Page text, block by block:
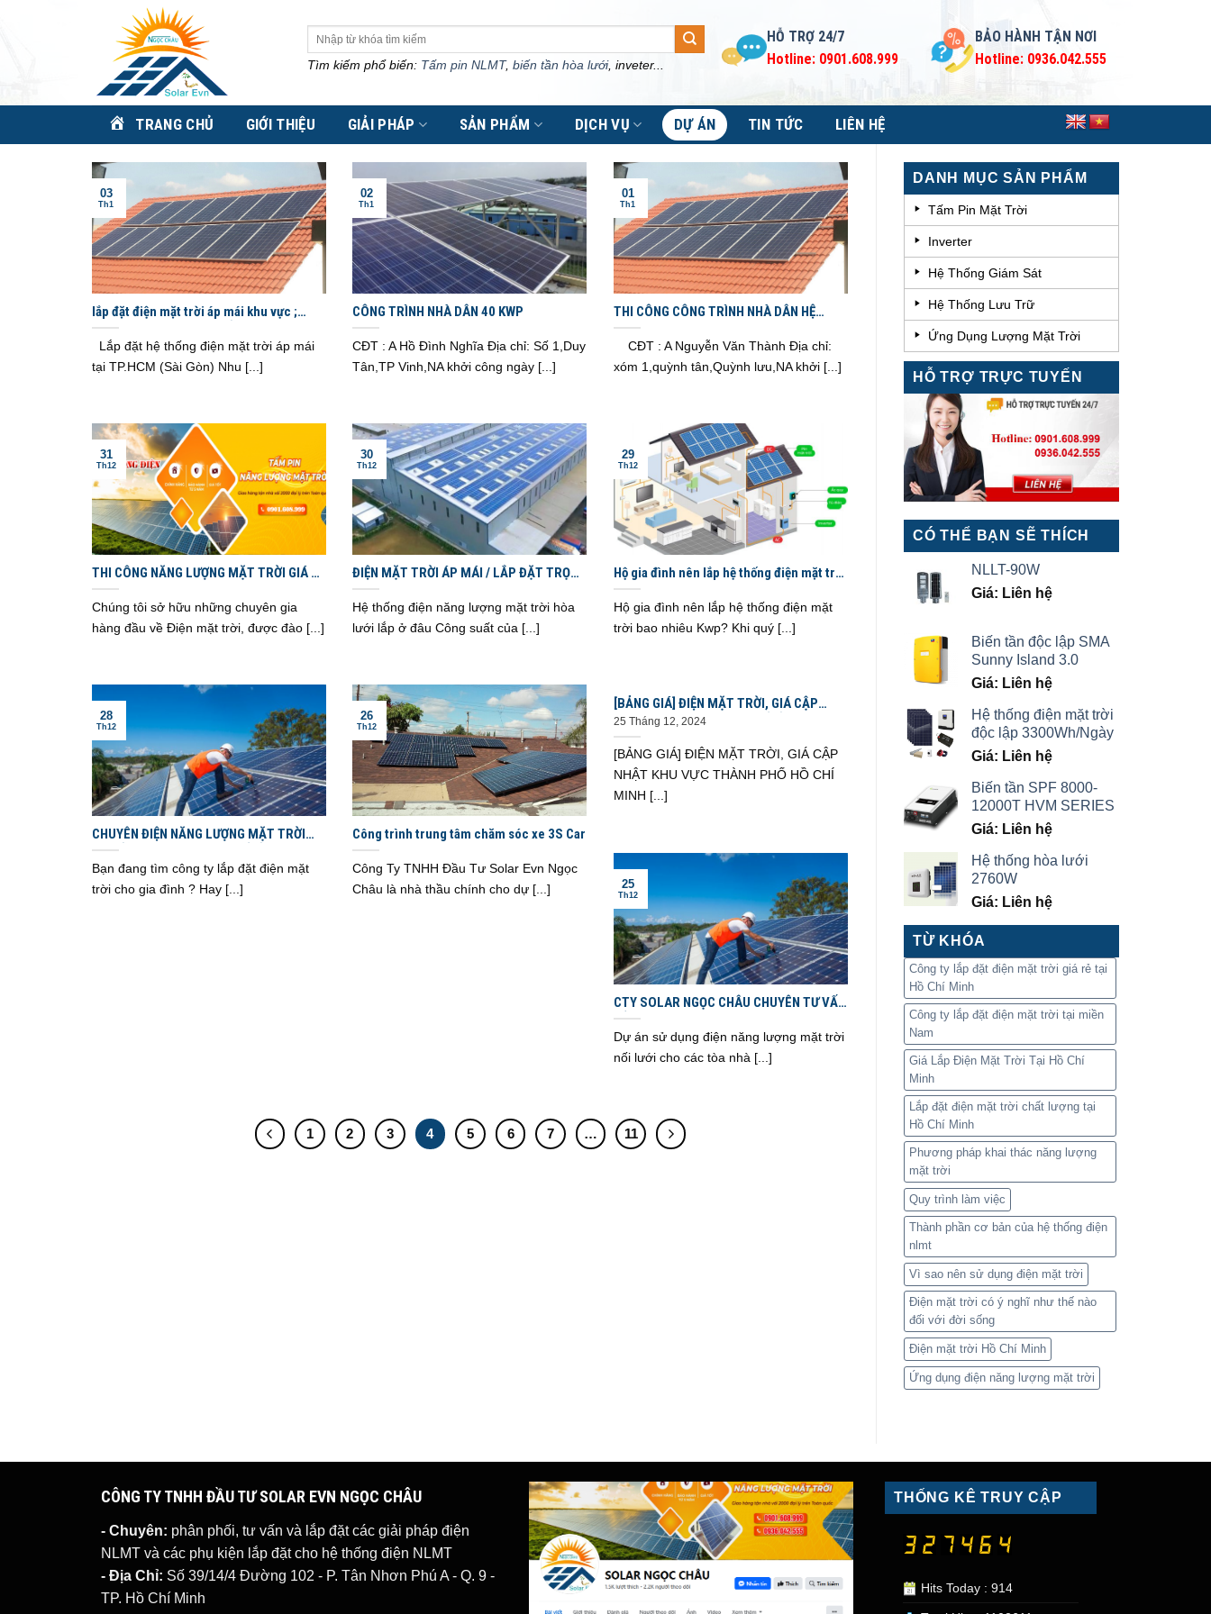
kiếm:
Tìm kiếm phổ biến: Tấm pin NLMT, biến tần hòa lưới, inveter...
HỖ TRỢ 24/7
Hotline: 0901.608.999
BẢO HÀNH TẬN NƠI
Hotline: 0936.042.555
TRANG CHỦ GIỚI THIỆU GIẢI PHÁP SẢN PHẨM DỊCH VỤ DỰ ÁN TIN TỨC LIÊN HỆ
lắp đặt điện mặt trời áp mái khu vực ;
TPHCM- BÌNH DƯƠNG -ĐỒNG NAI
Lắp đặt hệ thống điện mặt trời áp mái
tại TP.HCM (Sài Gòn) Nhu [...]
03
Th1
CÔNG TRÌNH NHÀ DÂN 40 KWP
CĐT : A Hồ Đình Nghĩa Địa chỉ: Số 1,Duy
Tân,TP Vinh,NA khởi công ngày [...]
02
Th1
THI CÔNG CÔNG TRÌNH NHÀ DÂN HỆ
8KWP
CĐT : A Nguyễn Văn Thành Địa chỉ:
xóm 1,quỳnh tân,Quỳnh lưu,NA khởi [...]
01
Th1
THI CÔNG NĂNG LƯỢNG MẶT TRỜI GIÁ RẺ
TẠI NGHỆ AN – HÀ TĨNH – THANH HÓA
Chúng tôi sở hữu những chuyên gia
hàng đầu về Điện mặt trời, được đào [...]
31
Th12
ĐIỆN MẶT TRỜI ÁP MÁI / LẮP ĐẶT TRỌN
GÓI NGHỆ AN – HÀ TĨNH – THANH HÓA
Hệ thống điện năng lượng mặt trời hòa
lưới lắp ở đâu Công suất của [...]
30
Th12
Hộ gia đình nên lắp hệ thống điện mặt trời
bao nhiêu Kwp? KHU VỰC NGHỆ AN – HÀ
TĨNH – THANH HÓA
Hộ gia đình nên lắp hệ thống điện mặt
trời bao nhiêu Kwp? Khi quý [...]
29
Th12
CHUYÊN ĐIỆN NĂNG LƯỢNG MẶT TRỜI
TẠI ĐỒNG NAI – THÀNH PHỐ HỒ CHÍ MINH
– BÌNH DƯƠNG
Bạn đang tìm công ty lắp đặt điện mặt
trời cho gia đình ? Hay [...]
28
Th12
Công trình trung tâm chăm sóc xe 3S Car
Công Ty TNHH Đầu Tư Solar Evn Ngọc
Châu là nhà thầu chính cho dự [...]
26
Th12
[BẢNG GIÁ] ĐIỆN MẶT TRỜI, GIÁ CẬP
NHẬT KHU VỰC THÀNH PHỐ HỒ CHÍ MINH
– ĐỒNG NAI – BÌNH DƯƠNG
25 Tháng 12, 2024
[BẢNG GIÁ] ĐIỆN MẶT TRỜI, GIÁ CẬP
NHẬT KHU VỰC THÀNH PHỐ HỒ CHÍ
MINH [...]
CTY SOLAR NGỌC CHÂU CHUYÊN TƯ VẤN
LẮP ĐẶT THI CÔNG ĐIỆN MẶT TRỜI
Dự án sử dụng điện năng lượng mặt trời
nối lưới cho các tòa nhà [...]
25
Th12
1 2 3 4 5 6 7 … 11
DANH MỤC SẢN PHẨM
Tấm Pin Mặt Trời
Inverter
Hệ Thống Giám Sát
Hệ Thống Lưu Trữ
Ứng Dụng Lượng Mặt Trời
HỖ TRỢ TRỰC TUYẾN
CÓ THỂ BẠN SẼ THÍCH
NLLT-90W
Giá: Liên hệ
Biến tần độc lập SMA
Sunny Island 3.0
Giá: Liên hệ
Hệ thống điện mặt trời
độc lập 3300Wh/Ngày
Giá: Liên hệ
Biến tần SPF 8000-
12000T HVM SERIES
Giá: Liên hệ
Hệ thống hòa lưới
2760W
Giá: Liên hệ
TỪ KHÓA
Công ty lắp đặt điện mặt trời giá rẻ tại
Hồ Chí Minh
Công ty lắp đặt điện mặt trời tại miền
Nam
Giá Lắp Điện Mặt Trời Tại Hồ Chí
Minh
Lắp đặt điện mặt trời chất lượng tại
Hồ Chí Minh
Phương pháp khai thác năng lượng
mặt trời
Quy trình làm việc
Thành phần cơ bản của hệ thống điện
nlmt
Vì sao nên sử dụng điện mặt trời
Điện mặt trời có ý nghĩ như thế nào
đối với đời sống
Điện mặt trời Hồ Chí Minh
Ứng dụng điện năng lượng mặt trời
CÔNG TY TNHH ĐẦU TƯ SOLAR EVN NGỌC CHÂU
- Chuyên: phân phối, tư vấn và lắp đặt các giải pháp điện
NLMT và các phụ kiện lắp đặt cho hệ thống điện NLMT
- Địa Chỉ: Số 39/14/4 Đường 102 - P. Tân Nhơn Phú A - Q. 9 -
TP. Hồ Chí Minh
THỐNG KÊ TRUY CẬP
Hits Today : 914